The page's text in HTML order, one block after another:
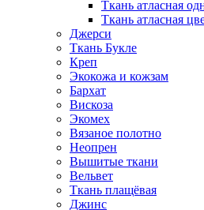
Ткань атласная
Ткань атласная
Джерси
Ткань Букле
Креп
Экокожа и кожзам
Бархат
Вискоза
Экомех
Вязаное полотно
Неопрен
Вышитые ткани
Вельвет
Ткань плащёвая
Джинс